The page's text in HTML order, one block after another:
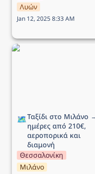
Λυών
Jan 12, 2025 8:33 AM
Ταξίδι στο Μιλάνο → 5
🗺️Ταξίδι στο Μιλάνο
ημέρες από 210€,
αεροπορικά και
διαμονή
Θεσσαλονίκη
Μιλάνο